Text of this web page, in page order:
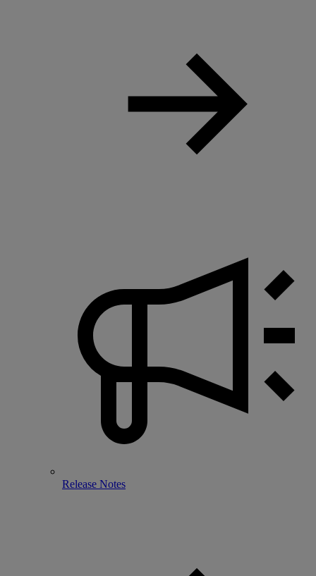
Release Notes